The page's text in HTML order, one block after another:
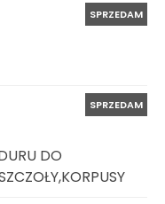
SPRZEDAM
SPRZEDAM
DO